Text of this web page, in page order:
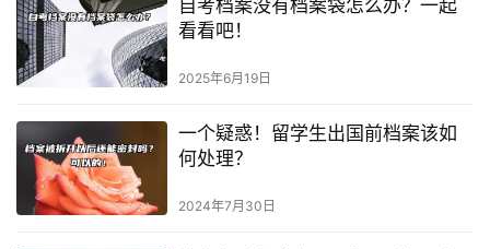
自考档案没有档案袋怎么办？一起
看看吧！
2025年6月19日
一个疑惑！留学生出国前档案该如
何处理？
2024年7月30日